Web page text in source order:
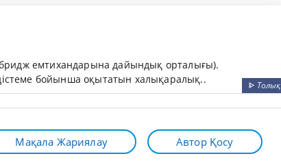
емтихандарына дайындық орталығы).
бойынша оқытатын халықаралық..
ᐈ Толық
Мақала Жариялау Автор Қосу